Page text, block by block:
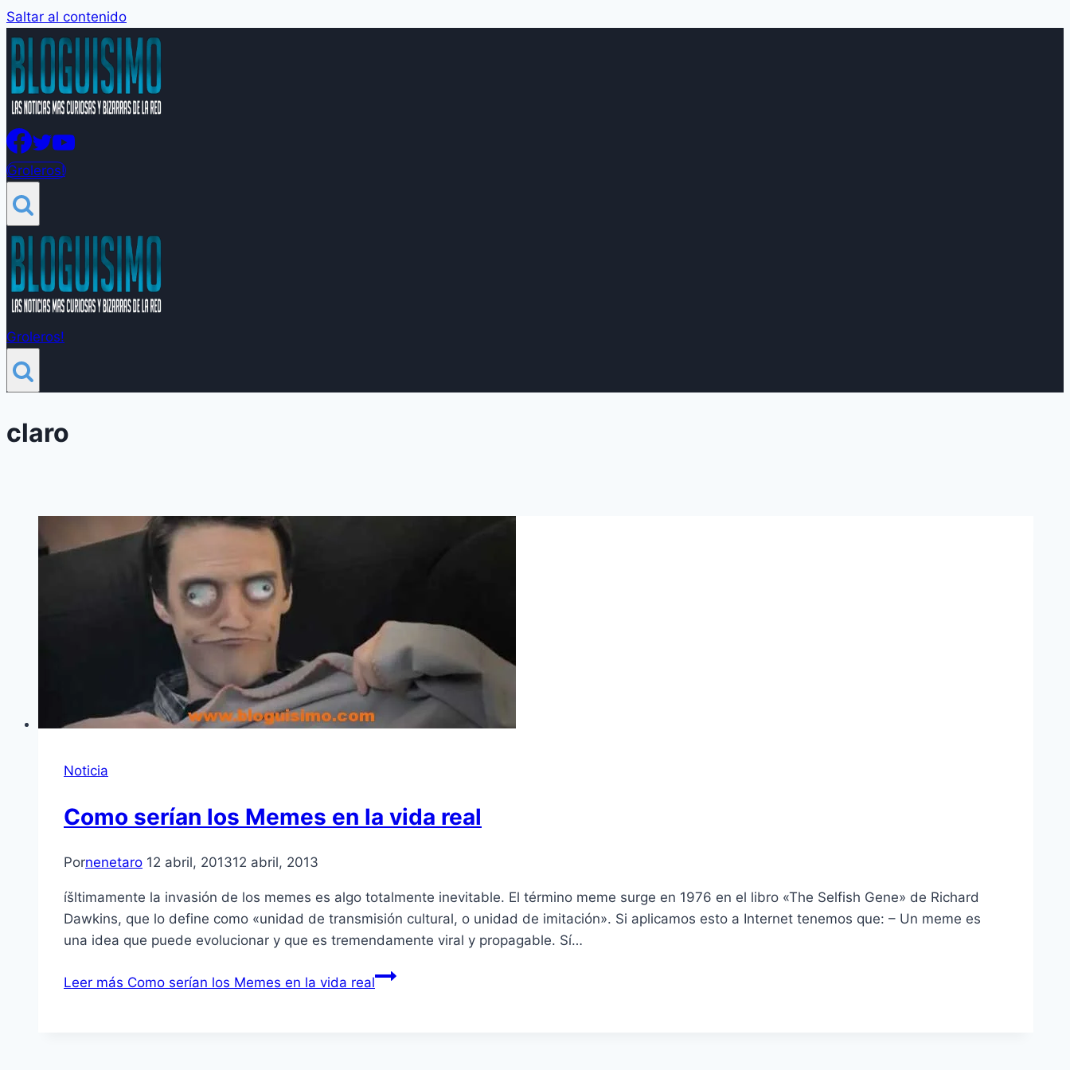
Saltar al contenido
Groleros!
Groleros!
claro
Noticia
Como serí­an los Memes en la vida real
Pornenetaro 12 abril, 201312 abril, 2013
íšltimamente la invasión de los memes es algo totalmente inevitable. El término meme surge en 1976 en el libro «The Selfish Gene» de Richard
Dawkins, que lo define como «unidad de transmisión cultural, o unidad de imitación». Si aplicamos esto a Internet tenemos que: – Un meme es
una idea que puede evolucionar y que es tremendamente viral y propagable. Sí­…
Leer más Como serí­an los Memes en la vida real